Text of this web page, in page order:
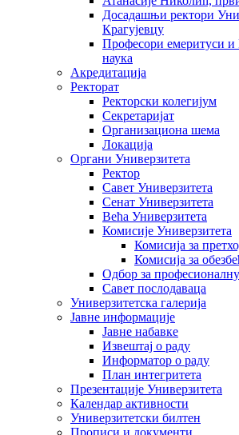
Досадашњи ректори
Крагујевцу
Професори емеритуси и
наука
Акредитација
Ректорат
Ректорски колегијум
Секретаријат
Организациона шема
Локација
Органи Универзитета
Ректор
Савет Универзитета
Сенат Универзитета
Већа Универзитета
Комисије Универзитета
Комисија за
Комисија за
Одбор за
Савет послодаваца
Универзитетска галерија
Јавне информације
Јавне набавке
Извештај о раду
Информатор о раду
План интегритета
Презентације Универзитета
Календар активности
Универзитетски билтен
Прописи и документи